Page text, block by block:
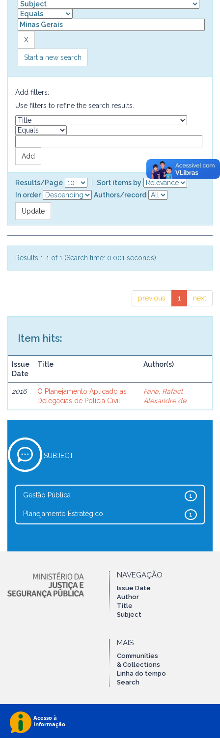
Start a new search
Add filters:
Use filters to refine the search results.
Results/Page
Sort items by
In order
Authors/record
Results 1-1 of 1 (Search time: 0.001 seconds).
previous 1 next
Item hits:
Issue
Date
Title Author(s)
2016
O Planejamento Aplicado às
Delegacias de Polícia Civil
Faria, Rafael
Alexandre de
SUBJECT
1
Gestão Pública
1
Planejamento Estratégico
NAVEGAÇÃO
Issue Date
Author
Title
Subject
MAIS
Communities
& Collections
Linha do tempo
Search